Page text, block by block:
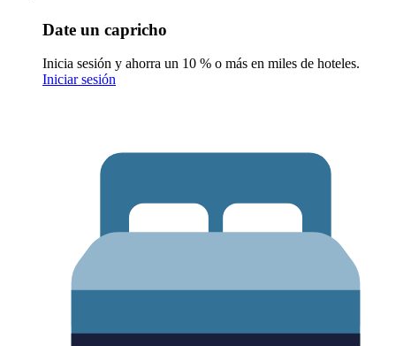
Date un capricho
Inicia sesión y ahorra un 10 % o más en miles de hoteles.
Iniciar sesión